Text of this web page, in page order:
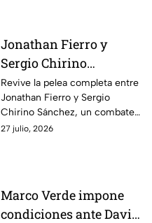
Jonathan Fierro y
Sergio Chirino
protagonizan una
guerra sobre el ring
Revive la pelea completa entre
Jonathan Fierro y Sergio
Chirino Sánchez, un combate
lleno de intensidad,
27 julio, 2026
Marco Verde impone
condiciones ante David